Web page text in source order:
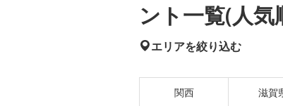
ント一覧(人気
エリアを絞り込む
関西 滋賀